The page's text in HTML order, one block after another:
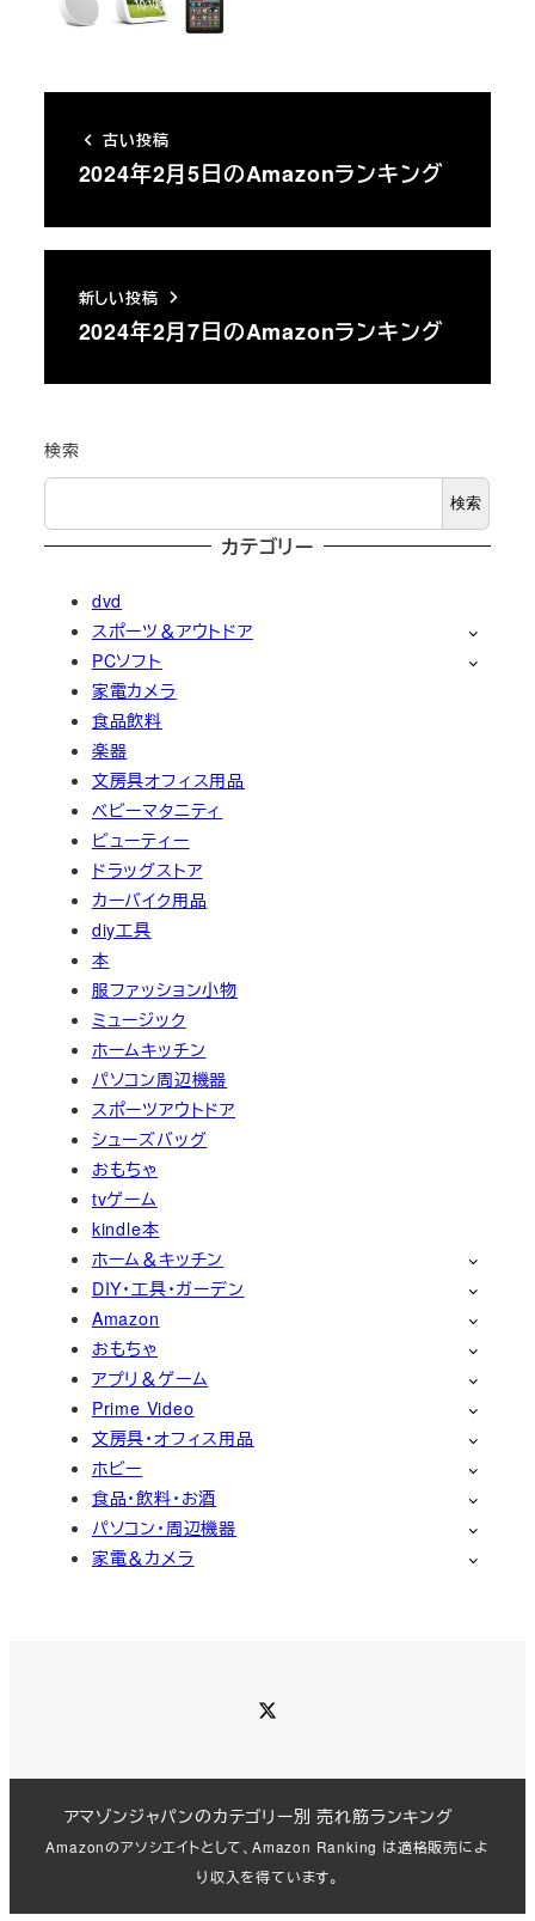
古い投稿
2024年2月5日のAmazonランキング
新しい投稿
2024年2月7日のAmazonランキング
検索
検索
カテゴリー
dvd
スポーツ＆アウトドア
PCソフト
家電カメラ
食品飲料
楽器
文房具オフィス用品
ベビーマタニティ
ビューティー
ドラッグストア
カーバイク用品
diy工具
本
服ファッション小物
ミュージック
ホームキッチン
パソコン周辺機器
スポーツアウトドア
シューズバッグ
おもちゃ
tvゲーム
kindle本
ホーム＆キッチン
DIY・工具・ガーデン
Amazon
おもちゃ
アプリ＆ゲーム
Prime Video
文房具・オフィス用品
ホビー
食品・飲料・お酒
パソコン・周辺機器
家電＆カメラ
アマゾンジャパンのカテゴリー別 売れ筋ランキング
Amazonのアソシエイトとして、Amazon Ranking は適格販売によ
り収入を得ています。